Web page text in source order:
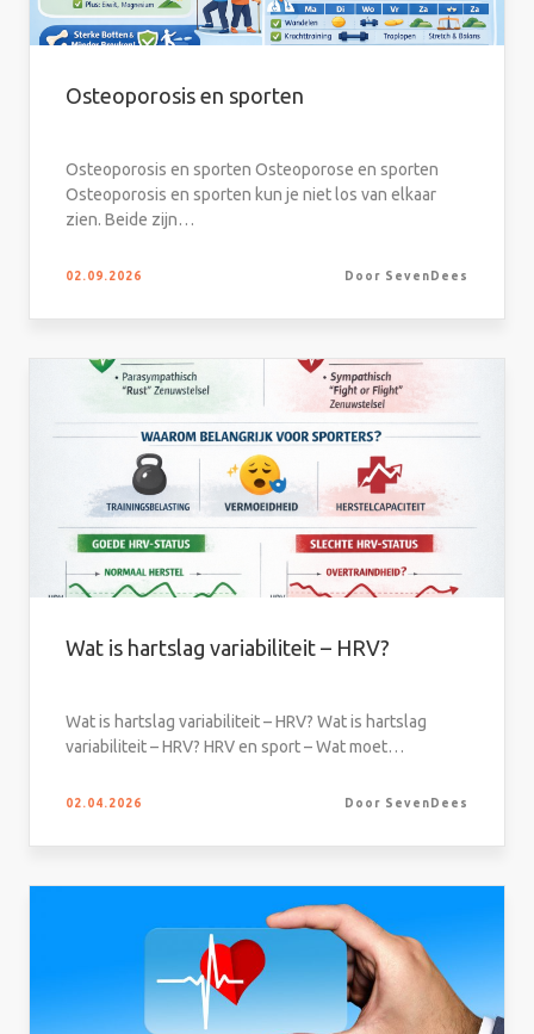
Osteoporosis en sporten
Osteoporosis en sporten Osteoporose en sporten
Osteoporosis en sporten kun je niet los van elkaar
zien. Beide zijn…
02.09.2026 Door SevenDees
Wat is hartslag variabiliteit – HRV?
Wat is hartslag variabiliteit – HRV? Wat is hartslag
variabiliteit – HRV? HRV en sport – Wat moet…
02.04.2026 Door SevenDees